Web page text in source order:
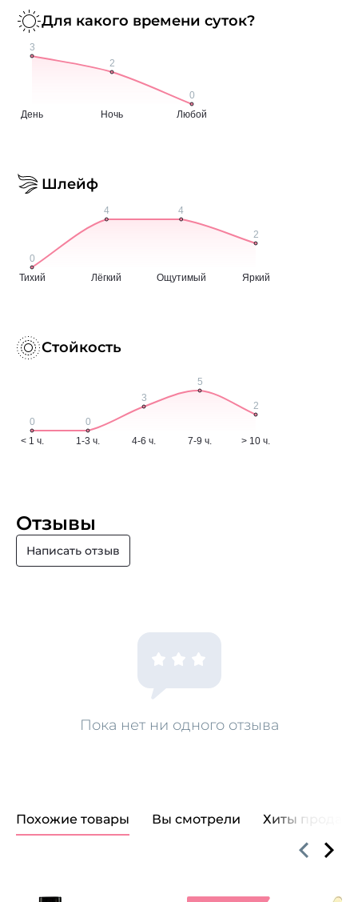
Для какого времени суток?
Шлейф
Стойкость
Отзывы
Написать отзыв
Пока нет ни одного отзыва
Похожие товары Вы смотрели Хиты продаж